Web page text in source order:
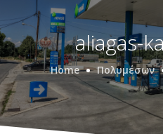
aliagas-
Home Πολυμέσων